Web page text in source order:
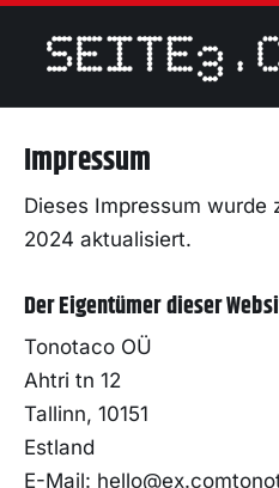
Impressum
Dieses Impressum wurde
2024 aktualisiert.
Der Eigentümer dieser
Tonotaco OÜ
Ahtri tn 12
Tallinn, 10151
Estland
E-Mail: hello@ex.com